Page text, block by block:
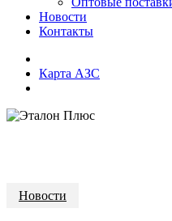
Новости
Контакты
Карта АЗС
Новости